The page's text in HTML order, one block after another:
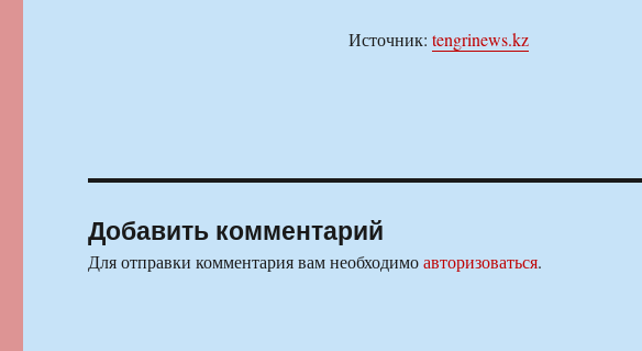
Источник: tengrinews.kz
Добавить комментарий
Для отправки комментария вам необходимоавторизоваться.